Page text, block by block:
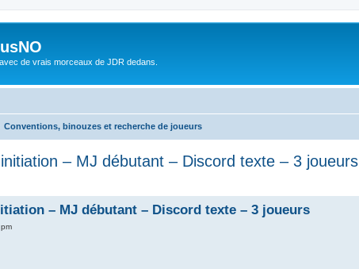
de vrais morceaux de JDR dedans.
Conventions, binouzes et recherche de joueurs
– MJ débutant – Discord texte – 3 joueurs
– MJ débutant – Discord texte – 3 joueurs